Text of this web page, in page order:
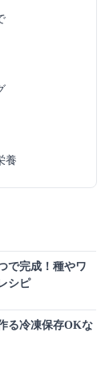
養
で完成！種やワ
シピ
る冷凍保存OKな